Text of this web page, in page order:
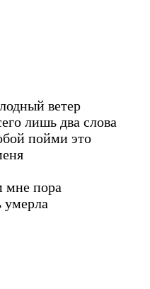
ветер
лишь два слова
пойми это
мне пора
умерла